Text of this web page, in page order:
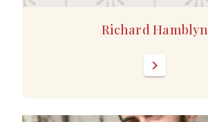
Richard Hamblyn
chevron_right